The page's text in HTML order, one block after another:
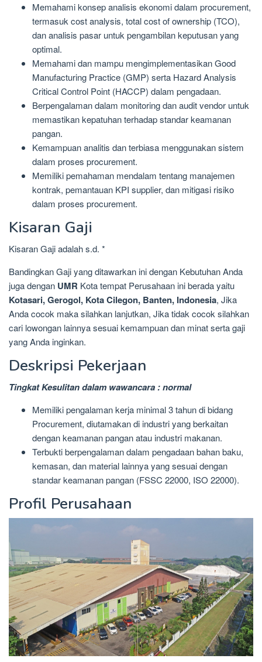
Memahami konsep analisis ekonomi dalam procurement,
termasuk cost analysis, total cost of ownership (TCO),
dan analisis pasar untuk pengambilan keputusan yang
optimal.
Memahami dan mampu mengimplementasikan Good
Manufacturing Practice (GMP) serta Hazard Analysis
Critical Control Point (HACCP) dalam pengadaan.
Berpengalaman dalam monitoring dan audit vendor untuk
memastikan kepatuhan terhadap standar keamanan
pangan.
Kemampuan analitis dan terbiasa menggunakan sistem
dalam proses procurement.
Memiliki pemahaman mendalam tentang manajemen
kontrak, pemantauan KPI supplier, dan mitigasi risiko
dalam proses procurement.
Kisaran Gaji
Kisaran Gaji adalah s.d. *
Bandingkan Gaji yang ditawarkan ini dengan Kebutuhan Anda
juga dengan UMR Kota tempat Perusahaan ini berada yaitu
Kotasari, Gerogol, Kota Cilegon, Banten, Indonesia, Jika
Anda cocok maka silahkan lanjutkan, Jika tidak cocok silahkan
cari lowongan lainnya sesuai kemampuan dan minat serta gaji
yang Anda inginkan.
Deskripsi Pekerjaan
Tingkat Kesulitan dalam wawancara : normal
Memiliki pengalaman kerja minimal 3 tahun di bidang
Procurement, diutamakan di industri yang berkaitan
dengan keamanan pangan atau industri makanan.
Terbukti berpengalaman dalam pengadaan bahan baku,
kemasan, dan material lainnya yang sesuai dengan
standar keamanan pangan (FSSC 22000, ISO 22000).
Profil Perusahaan